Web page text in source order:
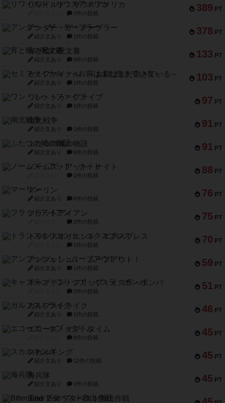
389 PT
リワイルド：サウスアメリカ
2件の投稿
378 PT
アンダー・ザ・テーブラー
紹介文あり 1件の投稿
133 PT
宵と暁の呪文書
紹介文あり 8件の投稿
103 PT
セミファイナル ～お前はまだ生きている～
紹介文あり 1件の投稿
97 PT
ワン・トゥ・ファイブ
紹介文あり 1件の投稿
91 PT
南北戦争
紹介文あり 1件の投稿
91 PT
ふたつの城の物語
紹介文あり 6件の投稿
88 PT
ノームズ・アット・ナイト
1件の投稿
76 PT
マーリン
紹介文あり 6件の投稿
75 PT
フラットアイアン
2件の投稿
70 PT
トランスオリエント・エクスプレス
1件の投稿
59 PT
アンブッシュ！：ムーブアウト！
紹介文あり 1件の投稿
51 PT
キャプテン・フリップ：イスラ・ボンバ
2件の投稿
46 PT
ガルフストライク
紹介文あり 1件の投稿
45 PT
エコーズ・オブ・タイム
8件の投稿
45 PT
スカルキング
紹介文あり 12件の投稿
45 PT
海兵隊
紹介文あり 1件の投稿
Bitter End ブタペスト救出作戦